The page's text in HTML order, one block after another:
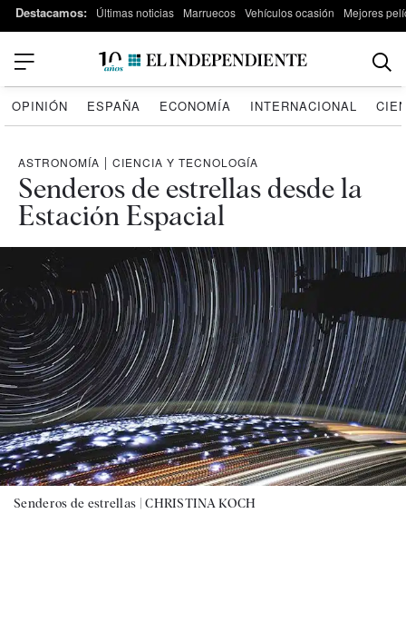
Destacamos: Últimas noticias Marruecos Vehículos ocasión Mejores
OPINIÓN ESPAÑA ECONOMÍA INTERNACIONAL
ASTRONOMÍA | CIENCIA Y TECNOLOGÍA
Senderos de estrellas desde la
Estación Espacial
Senderos de estrellas |CHRISTINA KOCH